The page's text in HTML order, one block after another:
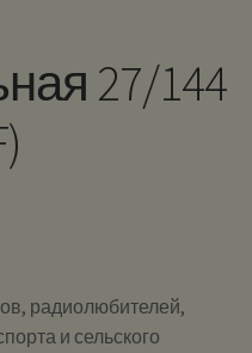
27/144
радиолюбителей,
и сельского